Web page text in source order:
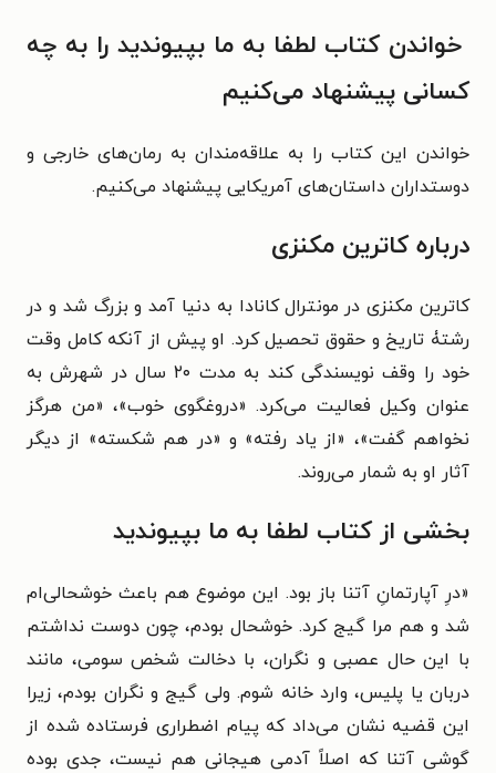
خواندن کتاب لطفا به ما بپیوندید را به چه
کسانی پیشنهاد می‌کنیم
خواندن این کتاب را به علاقه‌مندان به رمان‌های خارجی و
دوستداران داستان‌های آمریکایی پیشنهاد می‌کنیم.
درباره کاترین مکنزی
کاترین مکنزی در مونترال کانادا به دنیا آمد و بزرگ شد و در
رشتۀ تاریخ و حقوق تحصیل کرد. او پیش از آنکه کامل وقت
خود را وقف نویسندگی کند به مدت ۲۰ سال در شهرش به
عنوان وکیل فعالیت می‌کرد. «دروغگوی خوب»، «من هرگز
نخواهم گفت»، «از یاد رفته» و «در هم شکسته» از دیگر
آثار او به شمار می‌روند.
بخشی از کتاب لطفا به ما بپیوندید
«درِ آپارتمانِ آتنا باز بود. این موضوع هم باعث خوشحالی‌ام
شد و هم مرا گیج کرد. خوشحال بودم، چون دوست نداشتم
با این حال عصبی و نگران، با دخالت شخص سومی، مانند
دربان یا پلیس، وارد خانه شوم. ولی گیج و نگران بودم، زیرا
این قضیه نشان می‌داد که پیام اضطراری فرستاده شده از
گوشی آتنا که اصلاً آدمی هیجانی هم نیست، جدی بوده